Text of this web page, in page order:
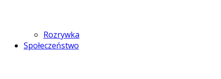
Rozrywka
Społeczeństwo